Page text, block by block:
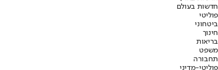
חדשות בעולם
פוליטי
ביטחוני
חינוך
בריאות
משפט
תחבורה
פוליטי-מדיני